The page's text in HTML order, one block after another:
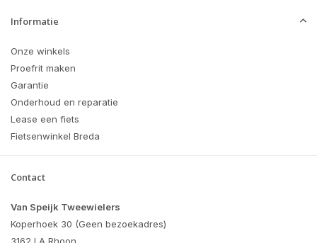
Informatie
Onze winkels
Proefrit maken
Garantie
Onderhoud en reparatie
Lease een fiets
Fietsenwinkel Breda
Contact
Van Speijk Tweewielers
Koperhoek 30 (Geen bezoekadres)